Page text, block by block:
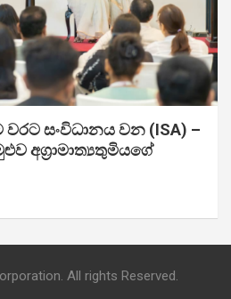
සංවිධානය වන (ISA) –
අග්‍රාමාත්‍යතුමියගේ
All rights Reserved.